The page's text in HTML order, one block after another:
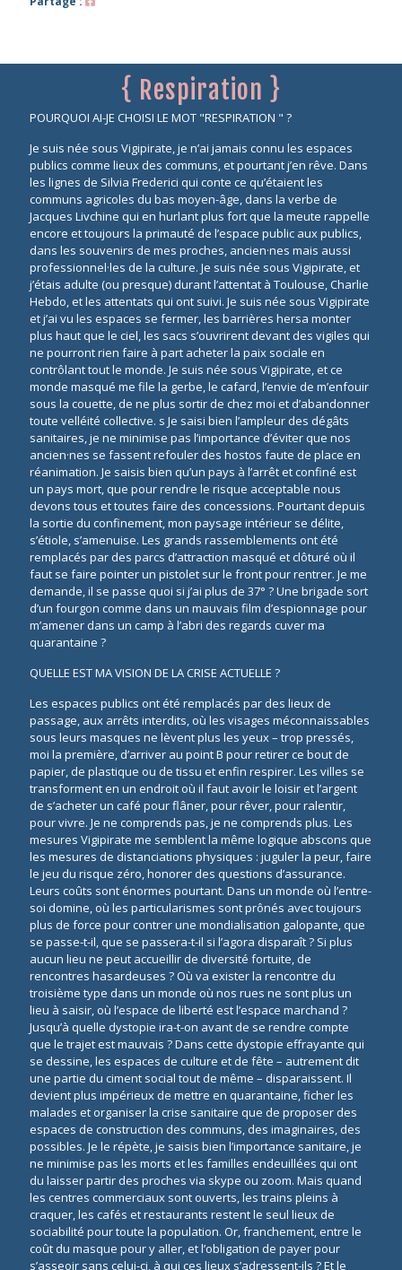
{ Respiration }
POURQUOI AI-JE CHOISI LE MOT "RESPIRATION " ?
Je suis née sous Vigipirate, je n’ai jamais connu les espaces
publics comme lieux des communs, et pourtant j’en rêve. Dans
les lignes de Silvia Frederici qui conte ce qu’étaient les
communs agricoles du bas moyen-âge, dans la verbe de
Jacques Livchine qui en hurlant plus fort que la meute rappelle
encore et toujours la primauté de l’espace public aux publics,
dans les souvenirs de mes proches, ancien·nes mais aussi
professionnel·les de la culture. Je suis née sous Vigipirate, et
j’étais adulte (ou presque) durant l’attentat à Toulouse, Charlie
Hebdo, et les attentats qui ont suivi. Je suis née sous Vigipirate
et j’ai vu les espaces se fermer, les barrières hersa monter
plus haut que le ciel, les sacs s’ouvrirent devant des vigiles qui
ne pourront rien faire à part acheter la paix sociale en
contrôlant tout le monde. Je suis née sous Vigipirate, et ce
monde masqué me file la gerbe, le cafard, l’envie de m’enfouir
sous la couette, de ne plus sortir de chez moi et d’abandonner
toute velléité collective. s Je saisi bien l’ampleur des dégâts
sanitaires, je ne minimise pas l’importance d’éviter que nos
ancien·nes se fassent refouler des hostos faute de place en
réanimation. Je saisis bien qu’un pays à l’arrêt et confiné est
un pays mort, que pour rendre le risque acceptable nous
devons tous et toutes faire des concessions. Pourtant depuis
la sortie du confinement, mon paysage intérieur se délite,
s’étiole, s’amenuise. Les grands rassemblements ont été
remplacés par des parcs d’attraction masqué et clôturé où il
faut se faire pointer un pistolet sur le front pour rentrer. Je me
demande, il se passe quoi si j’ai plus de 37° ? Une brigade sort
d’un fourgon comme dans un mauvais film d’espionnage pour
m’amener dans un camp à l’abri des regards cuver ma
quarantaine ?
QUELLE EST MA VISION DE LA CRISE ACTUELLE ?
Les espaces publics ont été remplacés par des lieux de
passage, aux arrêts interdits, où les visages méconnaissables
sous leurs masques ne lèvent plus les yeux – trop pressés,
moi la première, d’arriver au point B pour retirer ce bout de
papier, de plastique ou de tissu et enfin respirer. Les villes se
transforment en un endroit où il faut avoir le loisir et l’argent
de s’acheter un café pour flâner, pour rêver, pour ralentir,
pour vivre. Je ne comprends pas, je ne comprends plus. Les
mesures Vigipirate me semblent la même logique abscons que
les mesures de distanciations physiques : juguler la peur, faire
le jeu du risque zéro, honorer des questions d’assurance.
Leurs coûts sont énormes pourtant. Dans un monde où l’entre-
soi domine, où les particularismes sont prônés avec toujours
plus de force pour contrer une mondialisation galopante, que
se passe-t-il, que se passera-t-il si l’agora disparaît ? Si plus
aucun lieu ne peut accueillir de diversité fortuite, de
rencontres hasardeuses ? Où va exister la rencontre du
troisième type dans un monde où nos rues ne sont plus un
lieu à saisir, où l’espace de liberté est l’espace marchand ?
Jusqu’à quelle dystopie ira-t-on avant de se rendre compte
que le trajet est mauvais ? Dans cette dystopie effrayante qui
se dessine, les espaces de culture et de fête – autrement dit
une partie du ciment social tout de même – disparaissent. Il
devient plus impérieux de mettre en quarantaine, ficher les
malades et organiser la crise sanitaire que de proposer des
espaces de construction des communs, des imaginaires, des
possibles. Je le répète, je saisis bien l’importance sanitaire, je
ne minimise pas les morts et les familles endeuillées qui ont
du laisser partir des proches via skype ou zoom. Mais quand
les centres commerciaux sont ouverts, les trains pleins à
craquer, les cafés et restaurants restent le seul lieux de
sociabilité pour toute la population. Or, franchement, entre le
coût du masque pour y aller, et l’obligation de payer pour
s’asseoir sans celui-ci, à qui ces lieux s’adressent-ils ? Et le